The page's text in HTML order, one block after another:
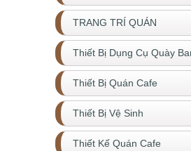
TRANG TRÍ QUÁN
Thiết Bị Dụng Cụ Quày
Thiết Bị Quán Cafe
Thiết Bị Vệ Sinh
Thiết Kế Quán Cafe